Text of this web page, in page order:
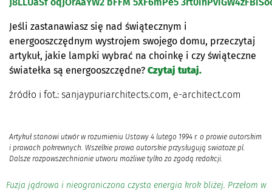
Jeśli zastanawiasz się nad świątecznym i
energooszczędnym wystrojem swojego domu, przeczytaj
artykuł, jakie lampki wybrać na choinkę i czy świąteczne
światełka są energooszczędne? Czytaj tutaj.
źródło i fot.: sanjaypuriarchitects.com, e-architect.com
Artykuł stanowi utwór w rozumieniu Ustawy 4 lutego 1994 r. o prawie autorskim
i prawach pokrewnych. Wszelkie prawa autorskie przysługują swiatoze.pl.
Dalsze rozpowszechnianie utworu możliwe tylko za zgodą redakcji.
Fuzja jądrowa i nieograniczona czysta energia krok bliżej. Przełom w